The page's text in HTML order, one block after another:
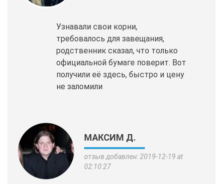
Узнавали свои корни,
требовалось для завещания,
родственник сказал, что только
официальной бумаге поверит. Вот
получили её здесь, быстро и цену
не заломили
МАКСИМ Д.
отзыв добавлен: 2019-12-19 at
02:10:27